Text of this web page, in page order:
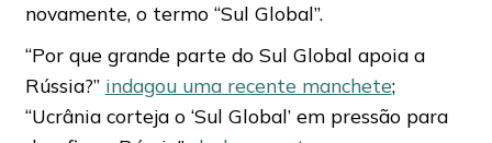
novamente, o termo “Sul Global”.
“Por que grande parte do Sul Global apoia a
Rússia?” indagou uma recente manchete;
“Ucrânia corteja o ‘Sul Global’ em pressão para